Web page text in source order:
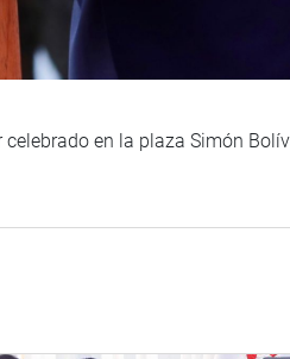
en la plaza Simón